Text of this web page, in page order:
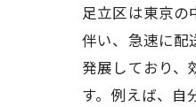
足立区は東京の
伴い、急速に配
発展しており、
す。例えば、自